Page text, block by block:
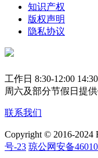
知识产权
版权声明
隐私协议
工作日 8:30-12:00
周六及部分节假日提
联系我们
Copyright © 2016-2024
号-23 琼公网安备